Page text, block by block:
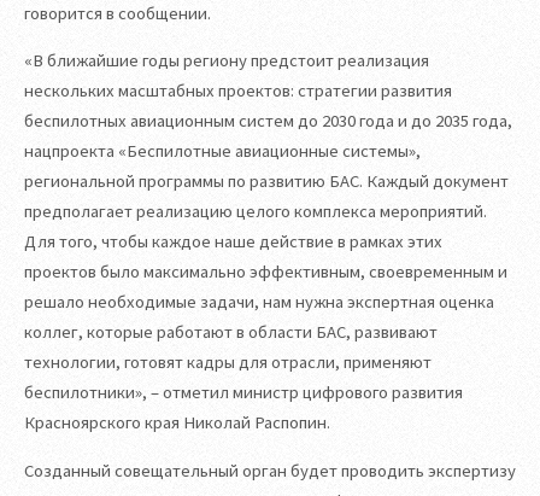
говорится в сообщении.
«В ближайшие годы региону предстоит реализация
нескольких масштабных проектов: стратегии развития
беспилотных авиационным систем до 2030 года и до 2035 года,
нацпроекта «Беспилотные авиационные системы»,
региональной программы по развитию БАС. Каждый документ
предполагает реализацию целого комплекса мероприятий.
Для того, чтобы каждое наше действие в рамках этих
проектов было максимально эффективным, своевременным и
решало необходимые задачи, нам нужна экспертная оценка
коллег, которые работают в области БАС, развивают
технологии, готовят кадры для отрасли, применяют
беспилотники», – отметил министр цифрового развития
Красноярского края Николай Распопин.
Созданный совещательный орган будет проводить экспертизу